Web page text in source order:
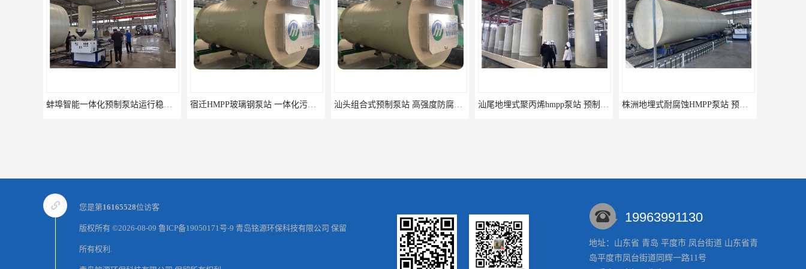
蚌埠智能一体化预制泵站运行稳定 一体化预制式泵站 铭源环保HMPP泵站 宿迁HMPP玻璃钢泵站 一体化污水提升井 HMPP新型预制泵站 汕头组合式预制泵站 高强度防腐处理 铭源 汕尾地埋式聚丙烯hmpp泵站 预制提升泵站 铭源环保HMPP泵站 株洲地埋式耐腐蚀HMPP泵站 预制提升泵站 铭源环保HMPP泵站
您是第16165528位访客
版权所有 ©2026-08-09 鲁ICP备19050171号-9 青岛铭源环保科技有限公司 保留
所有权利.
19963991130
地址：山东省 青岛 平度市 凤台街道 山东省青
岛平度市凤台街道同辉一路11号